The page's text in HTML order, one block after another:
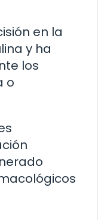
en la
y ha
los
o